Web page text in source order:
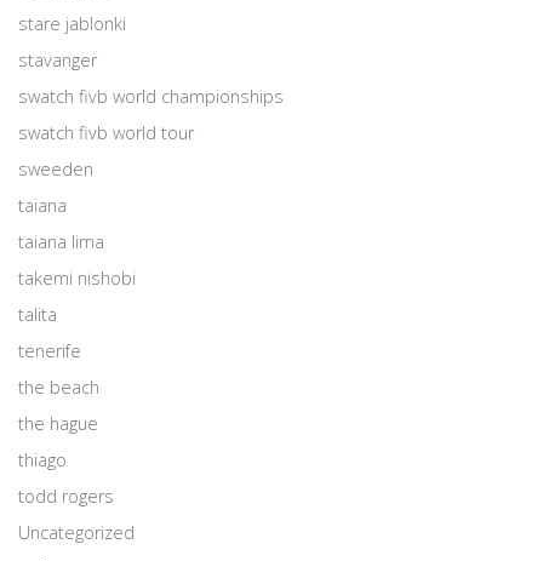
stare jablonki
stavanger
swatch fivb world championships
swatch fivb world tour
sweeden
taiana
taiana lima
takemi nishobi
talita
tenerife
the beach
the hague
thiago
todd rogers
Uncategorized